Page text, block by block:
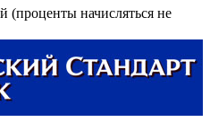
(проценты начисляться не